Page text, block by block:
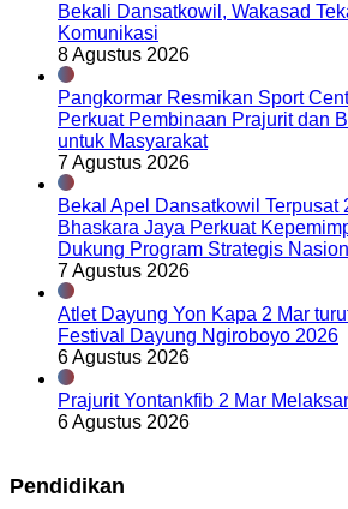
Bekali Dansatkowil, Wakasad
Komunikasi
8 Agustus 2026
Pangkormar Resmikan Sport
Perkuat Pembinaan Prajurit dan
untuk Masyarakat
7 Agustus 2026
Bekal Apel Dansatkowil Terpusat
Bhaskara Jaya Perkuat
Dukung Program Strategis
7 Agustus 2026
Atlet Dayung Yon Kapa 2 Mar
Festival Dayung Ngiroboyo 2026
6 Agustus 2026
Prajurit Yontankfib 2 Mar
6 Agustus 2026
Pendidikan